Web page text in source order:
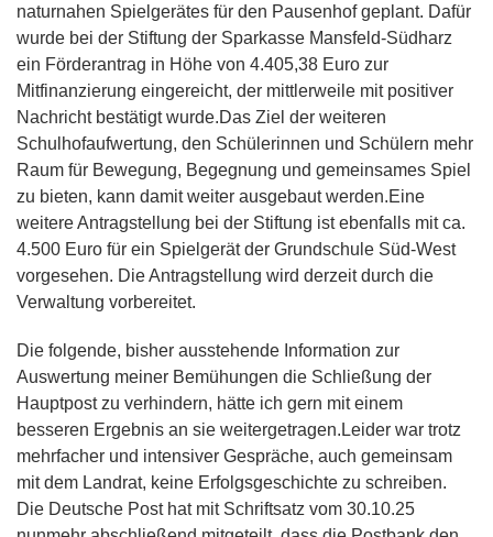
naturnahen Spielgerätes für den Pausenhof geplant. Dafür
wurde bei der Stiftung der Sparkasse Mansfeld-Südharz
ein Förderantrag in Höhe von 4.405,38 Euro zur
Mitfinanzierung eingereicht, der mittlerweile mit positiver
Nachricht bestätigt wurde.Das Ziel der weiteren
Schulhofaufwertung, den Schülerinnen und Schülern mehr
Raum für Bewegung, Begegnung und gemeinsames Spiel
zu bieten, kann damit weiter ausgebaut werden.Eine
weitere Antragstellung bei der Stiftung ist ebenfalls mit ca.
4.500 Euro für ein Spielgerät der Grundschule Süd-West
vorgesehen. Die Antragstellung wird derzeit durch die
Verwaltung vorbereitet.
Die folgende, bisher ausstehende Information zur
Auswertung meiner Bemühungen die Schließung der
Hauptpost zu verhindern, hätte ich gern mit einem
besseren Ergebnis an sie weitergetragen.Leider war trotz
mehrfacher und intensiver Gespräche, auch gemeinsam
mit dem Landrat, keine Erfolgsgeschichte zu schreiben.
Die Deutsche Post hat mit Schriftsatz vom 30.10.25